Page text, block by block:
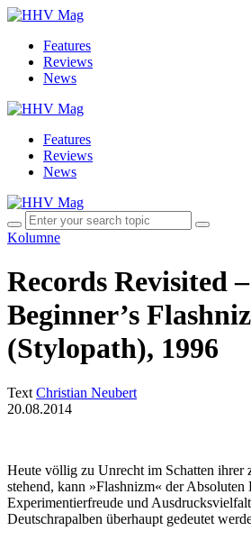
Features
Reviews
News
Features
Reviews
News
Kolumne
Records Revisited
Beginner’s
(Stylopath), 1996
Text Christian Neubert
20.08.2014
Heute völlig zu Unrecht im Schatten ihrer
stehend, kann »Flashnizm« der Absoluten
Experimentierfreude und
Deutschrapalben überhaupt gedeutet